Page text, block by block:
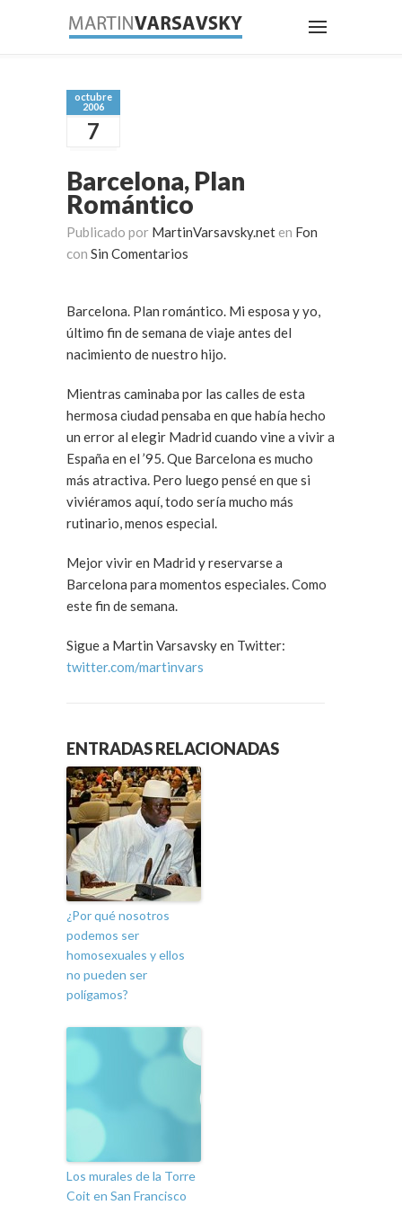
octubre
2006
7
Barcelona, Plan
Romántico
Publicado por MartinVarsavsky.net en Fon
con Sin Comentarios
Barcelona. Plan romántico. Mi esposa y yo,
último fin de semana de viaje antes del
nacimiento de nuestro hijo.
Mientras caminaba por las calles de esta
hermosa ciudad pensaba en que había hecho
un error al elegir Madrid cuando vine a vivir a
España en el ’95. Que Barcelona es mucho
más atractiva. Pero luego pensé en que si
viviéramos aquí, todo sería mucho más
rutinario, menos especial.
Mejor vivir en Madrid y reservarse a
Barcelona para momentos especiales. Como
este fin de semana.
Sigue a Martin Varsavsky en Twitter:
twitter.com/martinvars
ENTRADAS RELACIONADAS
¿Por qué nosotros
podemos ser
homosexuales y ellos
no pueden ser
polígamos?
Los murales de la Torre
Coit en San Francisco